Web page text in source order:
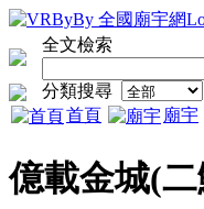
全文檢索
分類搜尋
首頁
廟宇
億載金城(